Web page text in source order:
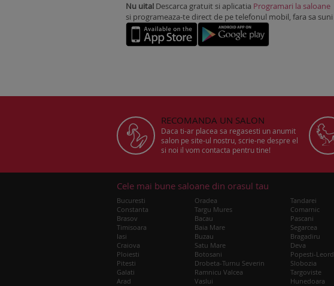
Nu uita!Descarca gratuit si aplicatia Programari la saloane
si programeaza-te direct de pe telefonul mobil, fara sa
RECOMANDA UN SALON
Daca ti-ar placea sa regasesti un anumit
salon pe site-ul nostru, scrie-ne despre el
si noi il vom contacta pentru tine!
Cele mai bune saloane din orasul tau
Bucuresti
Constanta
Brasov
Timisoara
Iasi
Craiova
Ploiesti
Pitesti
Galati
Arad
Oradea
Targu Mures
Bacau
Baia Mare
Buzau
Satu Mare
Botosani
Drobeta-Turnu Severin
Ramnicu Valcea
Vaslui
Tandarei
Comarnic
Pascani
Segarcea
Bragadiru
Deva
Popesti-
Slobozia
Targoviste
Hunedoara